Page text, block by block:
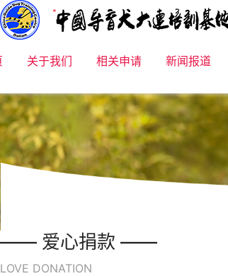
关于我们 相关申请 新闻报道
—— 爱心捐款 ——
LOVE DONATION